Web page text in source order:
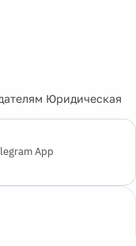
Юридическая
App